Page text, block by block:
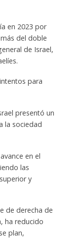
en 2023 por
del doble
de Israel,
para
presentó un
la sociedad
en el
las
y
de derecha de
ha reducido
plan,